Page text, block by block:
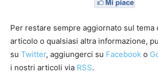
Per restare sempre aggiornato sul tema
articolo o qualsiasi altra informazione,
su Twitter, aggiungerci su Facebook o
i nostri articoli via RSS.